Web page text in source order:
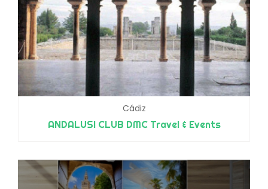
Cádiz
ANDALUSI CLUB DMC Travel & Events